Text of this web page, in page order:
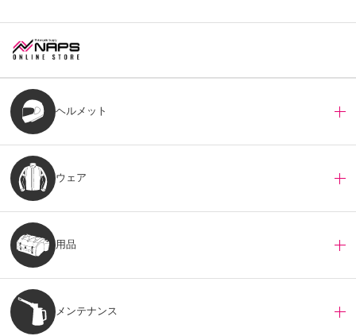
ヘルメット
ウェア
用品
メンテナンス